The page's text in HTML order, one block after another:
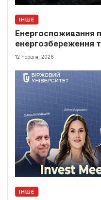
ІНШЕ
Енергоспоживання
енергозбереження
світло
12 Червня, 2026
ІНШЕ